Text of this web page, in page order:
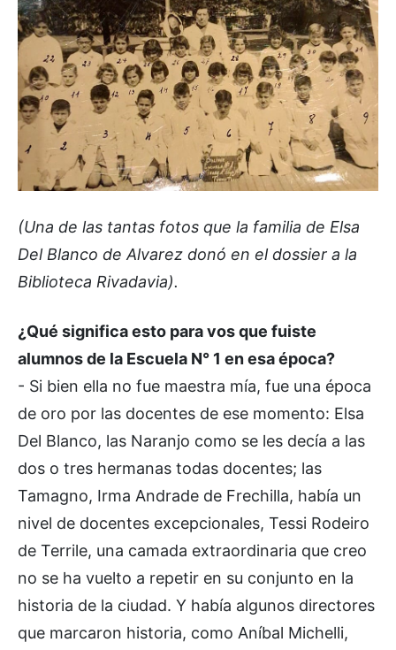
(Una de las tantas fotos que la familia de Elsa
Del Blanco de Alvarez donó en el dossier a la
Biblioteca Rivadavia).
¿Qué significa esto para vos que fuiste
alumnos de la Escuela N° 1 en esa época?
- Si bien ella no fue maestra mía, fue una época
de oro por las docentes de ese momento: Elsa
Del Blanco, las Naranjo como se les decía a las
dos o tres hermanas todas docentes; las
Tamagno, Irma Andrade de Frechilla, había un
nivel de docentes excepcionales, Tessi Rodeiro
de Terrile, una camada extraordinaria que creo
no se ha vuelto a repetir en su conjunto en la
historia de la ciudad. Y había algunos directores
que marcaron historia, como Aníbal Michelli,